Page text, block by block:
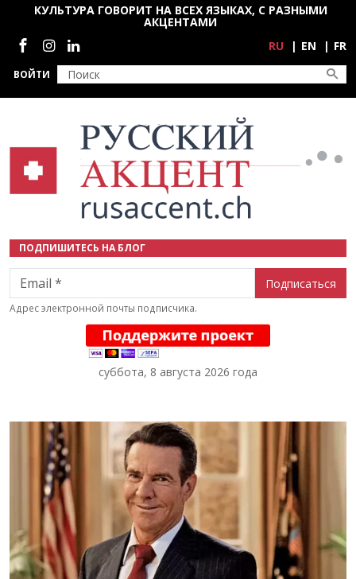
Перейти к основному содержанию
ВОЙТИ
КУЛЬТУРА ГОВОРИТ НА ВСЕХ ЯЗЫКАХ, С РАЗНЫМИ
АКЦЕНТАМИ
Социальные сети
RU EN FR
ПОДПИШИТЕСЬ НА БЛОГ
Email
Адрес электронной почты подписчика.
суббота, 8 августа 2026 года